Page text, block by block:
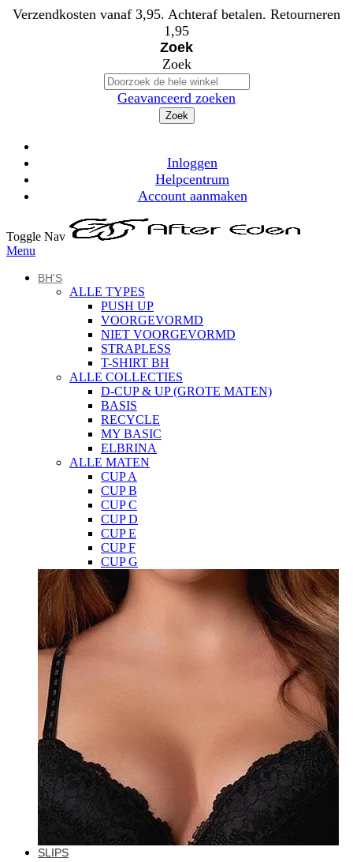
Verzendkosten vanaf 3,95. Achteraf betalen. Retourneren
1,95
Zoek
Zoek
Geavanceerd zoeken
Zoek
Inloggen
Helpcentrum
Account aanmaken
Toggle Nav
Menu
BH'S
ALLE TYPES
PUSH UP
VOORGEVORMD
NIET VOORGEVORMD
STRAPLESS
T-SHIRT BH
ALLE COLLECTIES
D-CUP & UP (GROTE MATEN)
BASIS
RECYCLE
MY BASIC
ELBRINA
ALLE MATEN
CUP A
CUP B
CUP C
CUP D
CUP E
CUP F
CUP G
SLIPS